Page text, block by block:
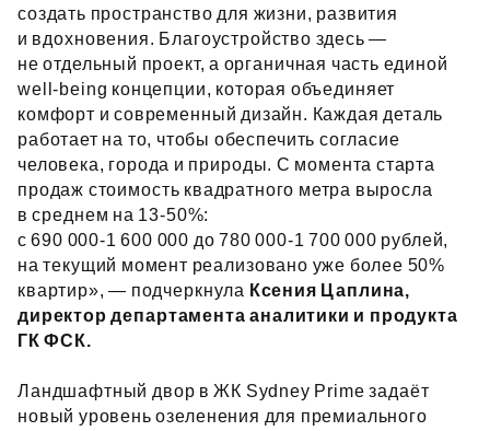
создать пространство для жизни, развития
и вдохновения. Благоустройство здесь —
не отдельный проект, а органичная часть единой
well‑being концепции, которая объединяет
комфорт и современный дизайн. Каждая деталь
работает на то, чтобы обеспечить согласие
человека, города и природы. С момента старта
продаж стоимость квадратного метра выросла
в среднем на 13‑50%:
с 690 000‑1 600 000 до 780 000‑1 700 000 рублей,
на текущий момент реализовано уже более 50%
квартир», — подчеркнула Ксения Цаплина,
директор департамента аналитики и продукта
ГК ФСК.
Ландшафтный двор в ЖК Sydney Prime задаёт
новый уровень озеленения для премиального